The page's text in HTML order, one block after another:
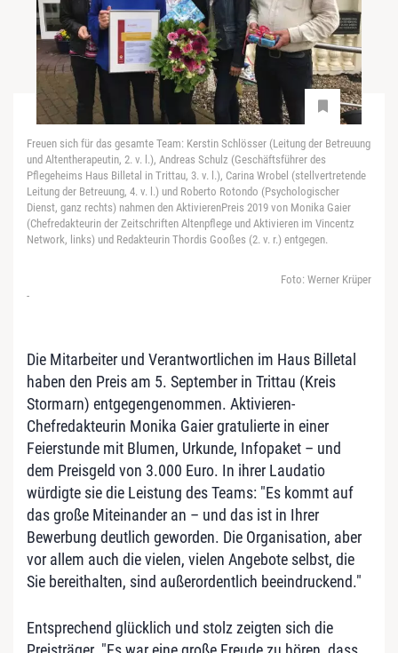
Freuen sich für das gesamte Team: Kerstin Schlösser (Leitung der Betreuung
und Altentherapeutin, 2. v. l.), Andreas Schulz (Geschäftsführer des
Pflegeheims Haus Billetal in Trittau, 3. v. l.), Carina Wrobel (stellvertretende
Leitung der Betreuung, 4. v. l.) und Roberto Rotondo (Psychologischer
Dienst, ganz rechts) nahmen den AktivierenPreis 2019 von Monika Gaier
(Chefredakteurin der Zeitschriften Altenpflege und Aktivieren im Vincentz
Network, links) und Redakteurin Thordis Gooßes (2. v. r.) entgegen.
Foto: Werner Krüper
-
Die Mitarbeiter und Verantwortlichen im Haus Billetal
haben den Preis am 5. September in Trittau (Kreis
Stormarn) entgegengenommen. Aktivieren-
Chefredakteurin Monika Gaier gratulierte in einer
Feierstunde mit Blumen, Urkunde, Infopaket – und
dem Preisgeld von 3.000 Euro. In ihrer Laudatio
würdigte sie die Leistung des Teams: "Es kommt auf
das große Miteinander an – und das ist in Ihrer
Bewerbung deutlich geworden. Die Organisation, aber
vor allem auch die vielen, vielen Angebote selbst, die
Sie bereithalten, sind außerordentlich beeindruckend."
Entsprechend glücklich und stolz zeigten sich die